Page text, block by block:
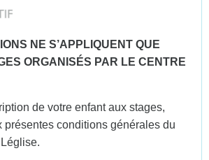
NE S’APPLIQUENT QUE
ORGANISÉS PAR LE CENTRE
de votre enfant aux stages,
présentes conditions générales du